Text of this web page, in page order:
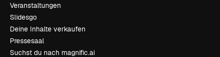
Veranstaltungen
Slidesgo
Deine Inhalte verkaufen
Pressesaal
Suchst du nach magnific.ai